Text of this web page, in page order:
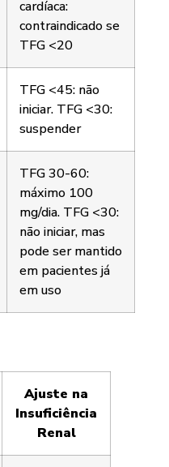
cardíaca:
contraindicado se
TFG <20
TFG <45: não
iniciar. TFG <30:
suspender
TFG 30-60:
máximo 100
mg/dia. TFG <30:
não iniciar, mas
pode ser mantido
em pacientes já
em uso
Ajuste na
Insuficiência
Renal